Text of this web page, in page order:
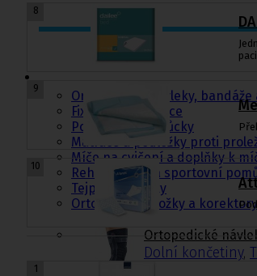
Ortopedie,
rehabilitace a
Ortopedické návleky, bandáže
Fixační krční límce
Polohovací pomůcky
Matrace a podložky proti
Míče na cvičení a doplňky k
Rehabilitační a sportovní
Tejpovací pásky
Ortopedické vložky a korektory
Ortopedické
Dolní končetiny,
8
9
10
1